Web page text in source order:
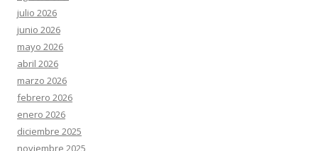
julio 2026
junio 2026
mayo 2026
abril 2026
marzo 2026
febrero 2026
enero 2026
diciembre 2025
noviembre 2025